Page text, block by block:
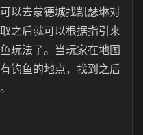
以去蒙德城找凯瑟琳对
之后就可以根据指引来
玩法了。当玩家在地图
钓鱼的地点，找到之后